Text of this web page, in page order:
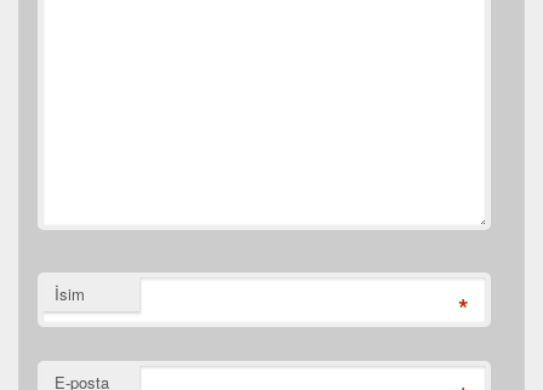
İsim *
E-posta